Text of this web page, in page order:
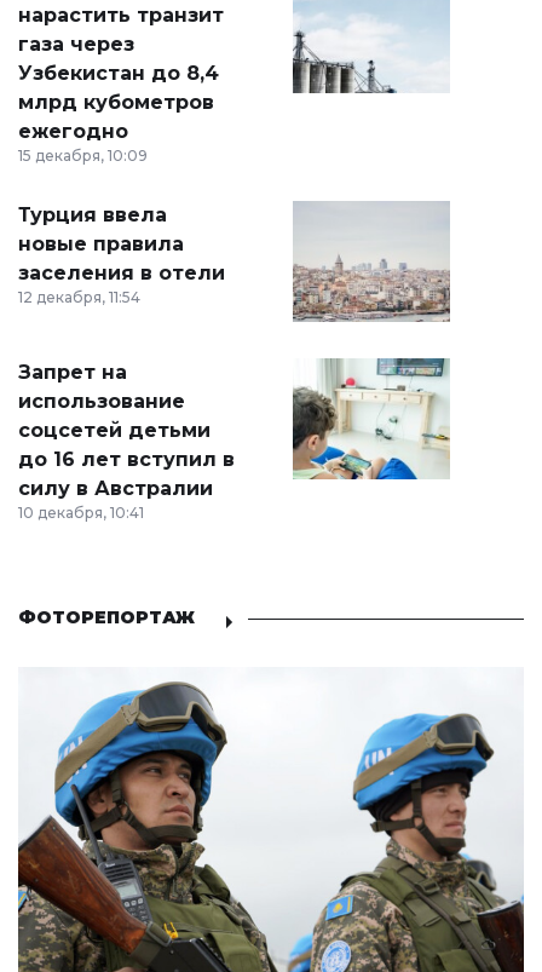
нарастить транзит
газа через
Узбекистан до 8,4
млрд кубометров
ежегодно
15 декабря, 10:09
Турция ввела
новые правила
заселения в отели
12 декабря, 11:54
Запрет на
использование
соцсетей детьми
до 16 лет вступил в
силу в Австралии
10 декабря, 10:41
ФОТОРЕПОРТАЖ